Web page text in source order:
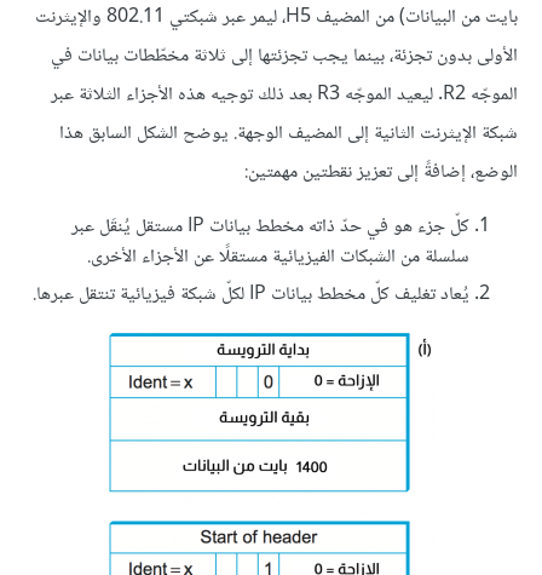
بايت من البيانات) من المضيف H5، ليمر عبر شبكتي 802.11 والإيثرنت
الأولى بدون تجزئة، بينما يجب تجزئتها إلى ثلاثة مخطّطات بيانات في
الموجّه R2. ليعيد الموجّه R3 بعد ذلك توجيه هذه الأجزاء الثلاثة عبر
شبكة الإيثرنت الثانية إلى المضيف الوجهة. يوضح الشكل السابق هذا
الوضع، إضافةً إلى تعزيز نقطتين مهمتين:
كلّ جزء هو في حدّ ذاته مخطط بيانات IP مستقل يُنقَل عبر
سلسلة من الشبكات الفيزيائية مستقلًا عن الأجزاء الأخرى.
يُعاد تغليف كلّ مخطط بيانات IP لكلّ شبكة فيزيائية تنتقل عبرها.